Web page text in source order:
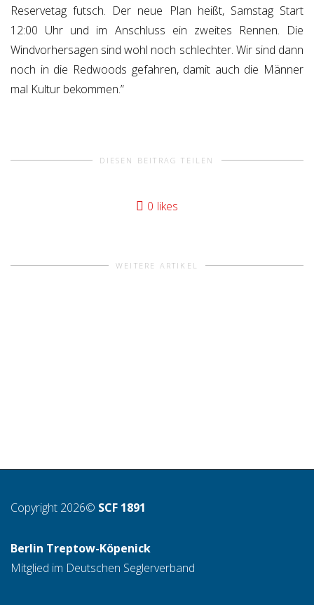
Reservetag futsch. Der neue Plan heißt, Samstag Start
12:00 Uhr und im Anschluss ein zweites Rennen. Die
Windvorhersagen sind wohl noch schlechter. Wir sind dann
noch in die Redwoods gefahren, damit auch die Männer
mal Kultur bekommen.”
DIESEN BEITRAG TEILEN
0 likes
WEITERE ARTIKEL
Copyright 2026© SCF 1891
Berlin Treptow-Köpenick
Mitglied im Deutschen Seglerverband